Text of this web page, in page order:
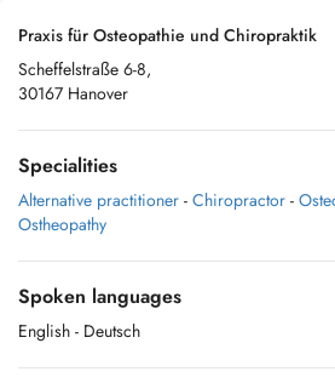
Praxis für Osteopathie und Chiropraktik
Scheffelstraße 6-8,
30167 Hanover
Specialities
Alternative practitioner - Chiropractor -
Ostheopathy
Spoken languages
English - Deutsch